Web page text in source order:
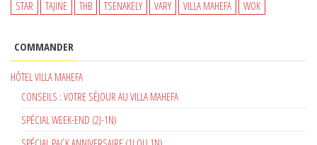
STAR
TAJINE THB TSENAKELY VARY VILLA MAHEFA WOK
COMMANDER
HÔTEL VILLA MAHEFA
CONSEILS : VOTRE SÉJOUR AU VILLA MAHEFA
SPÉCIAL WEEK-END (2J-1N)